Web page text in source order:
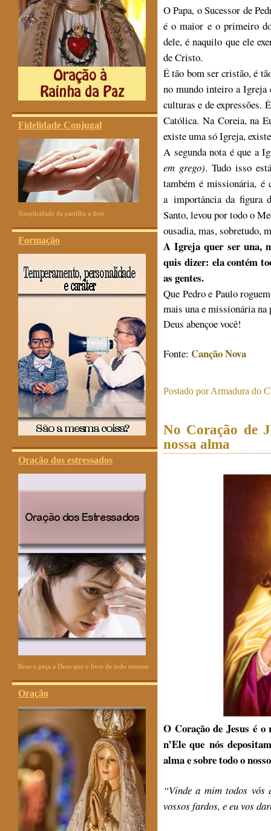
Fidelidade Conjugal
Simplicidade da partilha a dois
Formação
Oração dos estressados
Reze e peça a Deus que o livre de todo estresse
Oração
O Papa, o Sucessor de
é o maior e o primeiro
dele, é naquilo que ele
de Cristo.
É tão bom ser cristão, é
no mundo inteiro a Igreja
culturas e de expressões.
Católica. Na Coreia, na
existe uma só Igreja,
A segunda nota é que a
em grego). Tudo isso
também é missionária, é
a importância da figura
Santo, levou por todo o
ousadia, mas, sobretudo,
A Igreja quer ser una,
quis dizer: ela contém
as gentes.
Que Pedro e Paulo
mais una e missionária na
Deus abençoe você!
Fonte: Canção Nova
Postado porArmadura do
No Coração de
nossa alma
O Coração de Jesus é
n’Ele que nós
alma e sobre todo o
“Vinde a mim todos vós
vossos fardos, e eu vos